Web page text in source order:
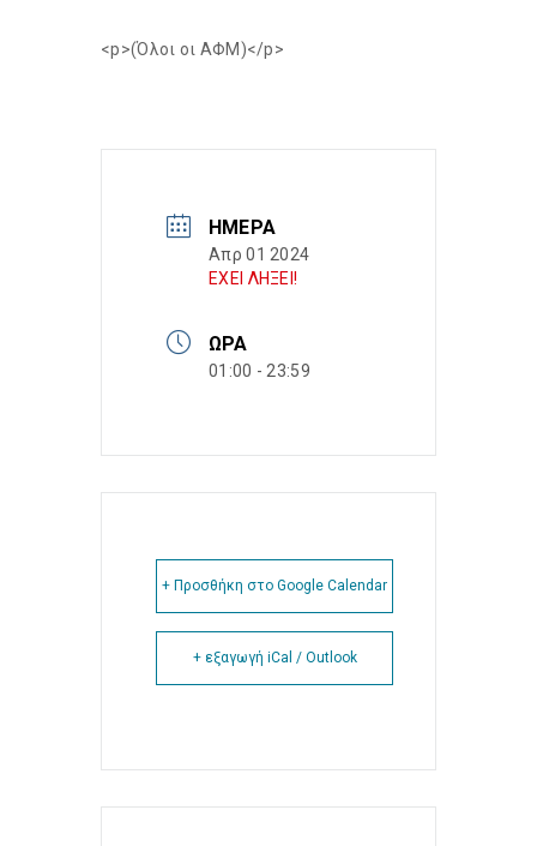
<p>(Όλοι οι ΑΦΜ)</p>
ΗΜΈΡΑ
Απρ 01 2024
ΕΧΕΙ ΛΗΞΕΙ!
ΏΡΑ
01:00 - 23:59
+ Προσθήκη στο Google Calendar
+ εξαγωγή iCal / Outlook